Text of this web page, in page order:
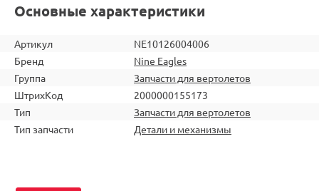
Основные характеристики
Артикул
NE10126004006
Бренд
Nine Eagles
Группа
Запчасти для вертолетов
ШтрихКод
2000000155173
Тип
Запчасти для вертолетов
Тип запчасти
Детали и механизмы